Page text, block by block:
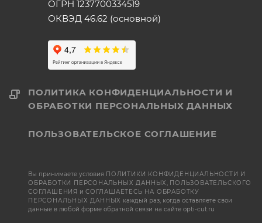
ОГРН 1237700334519
ОКВЭД 46.62 (основной)
ПОЛИТИКА КОНФИДЕНЦИАЛЬНОСТИ И
ОБРАБОТКИ ПЕРСОНАЛЬНЫХ ДАННЫХ
ПОЛЬЗОВАТЕЛЬСКОЕ СОГЛАШЕНИЕ
Вы принимаете условия ПОЛИТИКИ КОНФИДЕНЦИАЛЬНОСТИ И
ОБРАБОТКИ ПЕРСОНАЛЬНЫХ ДАННЫХ, ПОЛЬЗОВАТЕЛЬСКОГО
СОГЛАШЕНИЯ иСОГЛАШАЕТЕСЬ НА ОБРАБОТКУ
ПЕРСОНАЛЬНЫХ ДАННЫХ каждый раз, когда оставляете свои
данные в любой форме обратной связи на сайте opti-cut.ru